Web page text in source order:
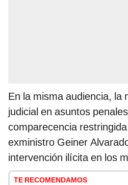
En la misma audiencia, la
judicial en asuntos
comparecencia
exministro Geiner
intervención ilícita en los
TE RECOMENDAMOS